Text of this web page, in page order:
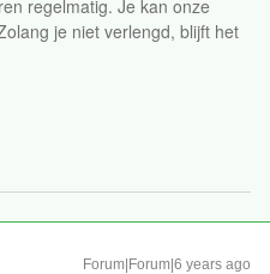
regelmatig. Je kan onze
je niet verlengd, blijft het
Forum|Forum|6 years ago